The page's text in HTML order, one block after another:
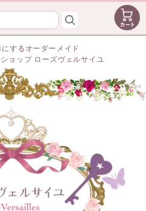
するオーダーメイド
ョップ ローズヴェルサイユ